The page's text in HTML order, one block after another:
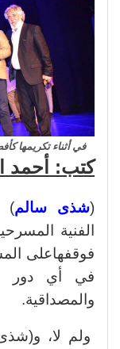
في أثناء تكريمها
كتب: أحمد
(شذى سالم)
الفنية
فوقفهاعلى
في أي دور
والمصداقية.
ولم لا،